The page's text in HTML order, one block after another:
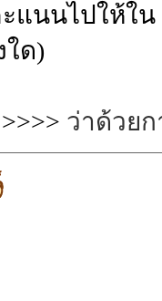
นนไปให้ใน
ใด)
ว่าด้วย